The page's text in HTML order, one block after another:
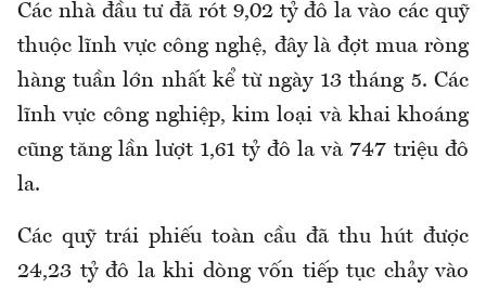
Các nhà đầu tư đã rót 9,02 tỷ đô la vào các quỹ
thuộc lĩnh vực công nghệ, đây là đợt mua ròng
hàng tuần lớn nhất kể từ ngày 13 tháng 5. Các
lĩnh vực công nghiệp, kim loại và khai khoáng
cũng tăng lần lượt 1,61 tỷ đô la và 747 triệu đô
la.
Các quỹ trái phiếu toàn cầu đã thu hút được
24,23 tỷ đô la khi dòng vốn tiếp tục chảy vào